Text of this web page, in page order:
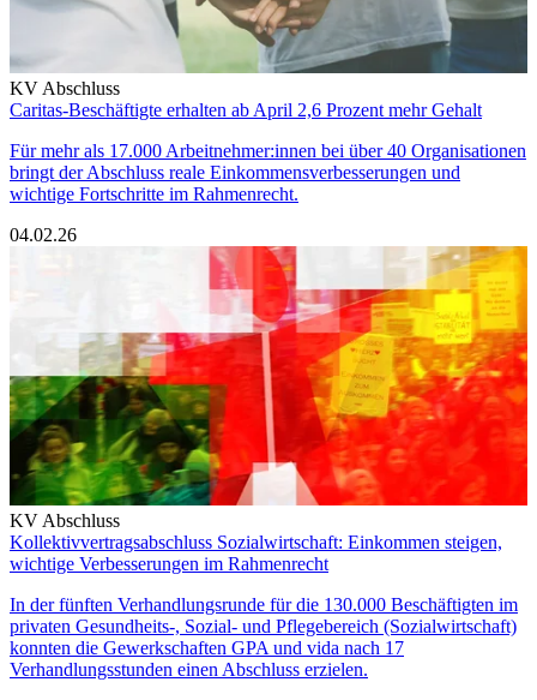
KV Abschluss
Caritas-Beschäftigte erhalten ab April 2,6 Prozent mehr Gehalt
Für mehr als 17.000 Arbeitnehmer:innen bei über 40 Organisationen
bringt der Abschluss reale Einkommensverbesserungen und
wichtige Fortschritte im Rahmenrecht.
04.02.26
KV Abschluss
Kollektivvertragsabschluss Sozialwirtschaft: Einkommen steigen,
wichtige Verbesserungen im Rahmenrecht
In der fünften Verhandlungsrunde für die 130.000 Beschäftigten im
privaten Gesundheits-, Sozial- und Pflegebereich (Sozialwirtschaft)
konnten die Gewerkschaften GPA und vida nach 17
Verhandlungsstunden einen Abschluss erzielen.